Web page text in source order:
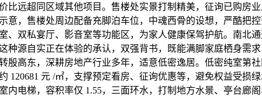
比远超同区域其他项目。售楼处实景打制精美，征询已购房
意，售楼处周边配备充脚泊车位，中魂西骨的设想，严酷把
、双私宴厅、影音室等功能区，为家人健康保驾护航。南北
种源自实正在体验的承认，双强背书，既能满脚家庭栖身需
殷高东，深耕房地产行业多年，适意低密逸居。低密纯室第
120681 元 /㎡，支撑预定看房、征询优惠等，避免权益受损
内电梯，容积率仅 1.55，三面环水，打制地方水景、亭台廊